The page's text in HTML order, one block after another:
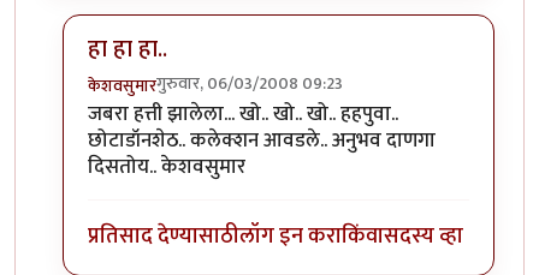
हा हा हा..
केशवसुमारगुरुवार, 06/03/2008 09:23
In reply toअम्म्म्.....byब्रिटिश टिंग्या
जबरा हत्ती झालेला... खो.. खो.. खो.. हहपुवा..
छोटाडॉनशेठ.. कलेक्शन आवडले.. अनुभव दाणगा
दिसतोय.. केशवसुमार
प्रतिसाद देण्यासाठीलॉग इन कराकिंवासदस्य व्हा